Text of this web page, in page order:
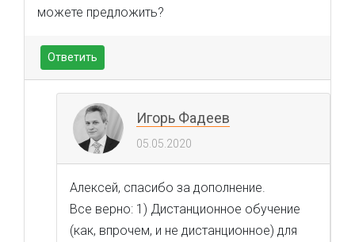
можете предложить?
Ответить
Игорь Фадеев
05.05.2020
Алексей, спасибо за дополнение.
Все верно: 1) Дистанционное обучение
(как, впрочем, и не дистанционное) для